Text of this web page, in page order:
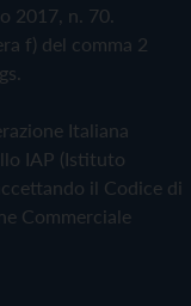
2017, n. 70.
f) del comma 2
Italiana
IAP (Istituto
il Codice di
Commerciale